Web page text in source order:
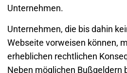
Unternehmen.
Unternehmen, die bis dahin
Webseite vorweisen können,
erheblichen rechtlichen
Neben möglichen Bußgeldern